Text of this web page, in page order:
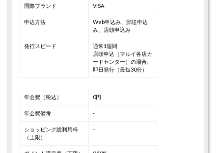
国際ブランド VISA
申込方法
Web申込み、郵送申込
み、店頭申込み
発行スピード
通常1週間
店頭申込（マルイ各店カ
ードセンター）の場合、
即日発行（最短30分）
年会費（税込） 0円
年会費備考 -
ショッピング総利用枠
（上限）
-